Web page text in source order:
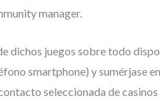
manager.
dichos juegos sobre todo
smartphone) y sumérjase
seleccionada de casinos